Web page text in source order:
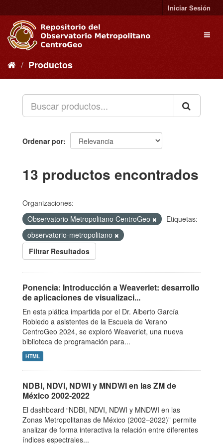
al
contenido
Iniciar Sesión
Productos
Ordenar por
13 productos encontrados
Organizaciones:
Observatorio Metropolitano CentroGeo
Etiquetas:
observatorio-metropolitano
Filtrar Resultados
Ponencia: Introducción a Weaverlet: desarrollo
de aplicaciones de visualizaci...
En esta plática impartida por el Dr. Alberto García
Robledo a asistentes de la Escuela de Verano
CentroGeo 2024, se exploró Weaverlet, una nueva
biblioteca de programación para...
HTML
NDBI, NDVI, NDWI y MNDWI en las ZM de
México 2002-2022
El dashboard “NDBI, NDVI, NDWI y MNDWI en las
Zonas Metropolitanas de México (2002–2022)” permite
analizar de forma interactiva la relación entre diferentes
índices espectrales...